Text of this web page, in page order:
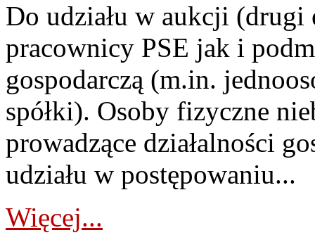
Do udziału w aukcji (drugi
pracownicy PSE jak i
gospodarczą (m.in.
spółki). Osoby fizyczne
prowadzące działalności
udziału w postępowaniu...
Więcej...